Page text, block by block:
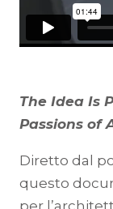
The Idea Is
Passions of
Diretto dal
questo